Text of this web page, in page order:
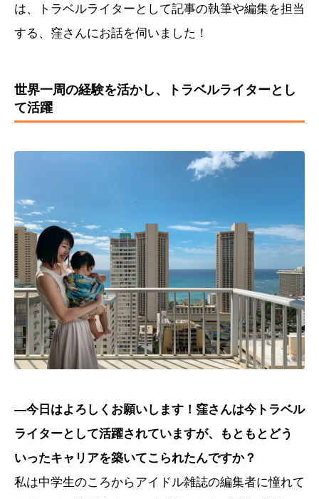
は、トラベルライターとして記事の執筆や編集を担当
する、窪さんにお話を伺いました！
世界一周の経験を活かし、トラベルライターとし
て活躍
―今日はよろしくお願いします！窪さんは今トラベル
ライターとして活躍されていますが、もともとどう
いったキャリアを築いてこられたんですか？
私は中学生のころからアイドル雑誌の編集者に憧れて